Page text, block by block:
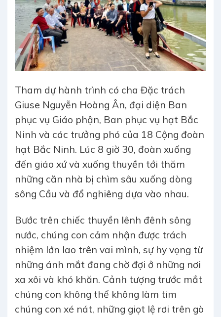
Tham dự hành trình có cha Đặc trách
Giuse Nguyễn Hoàng Ân, đại diện Ban
phục vụ Giáo phận, Ban phục vụ hạt Bắc
Ninh và các trưởng phó của 18 Cộng đoàn
hạt Bắc Ninh. Lúc 8 giờ 30, đoàn xuống
đến giáo xứ và xuống thuyền tới thăm
những căn nhà bị chìm sâu xuống dòng
sông Cầu và đổ nghiêng dựa vào nhau.
Bước trên chiếc thuyền lênh đênh sông
nước, chúng con cảm nhận được trách
nhiệm lớn lao trên vai mình, sự hy vọng từ
những ánh mắt đang chờ đợi ở những nơi
xa xôi và khó khăn. Cảnh tượng trước mắt
chúng con không thể không làm tim
chúng con xé nát, những giọt lệ rơi trên gò